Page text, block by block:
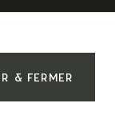
& FERMER